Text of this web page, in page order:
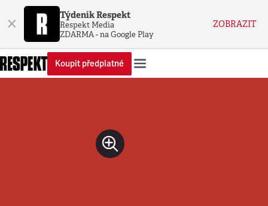
× Týdeník Respekt
Respekt Media
ZDARMA - na Google Play
ZOBRAZIT
Koupit předplatné